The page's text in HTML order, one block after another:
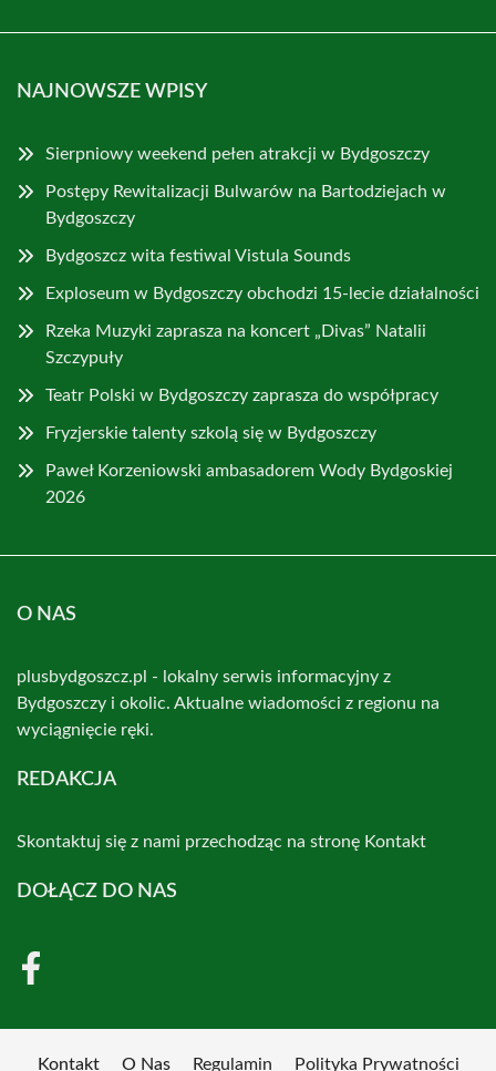
NAJNOWSZE WPISY
Sierpniowy weekend pełen atrakcji w Bydgoszczy
Postępy Rewitalizacji Bulwarów na Bartodziejach w
Bydgoszczy
Bydgoszcz wita festiwal Vistula Sounds
Exploseum w Bydgoszczy obchodzi 15-lecie działalności
Rzeka Muzyki zaprasza na koncert „Divas” Natalii
Szczypuły
Teatr Polski w Bydgoszczy zaprasza do współpracy
Fryzjerskie talenty szkolą się w Bydgoszczy
Paweł Korzeniowski ambasadorem Wody Bydgoskiej
2026
O NAS
plusbydgoszcz.pl - lokalny serwis informacyjny z
Bydgoszczy i okolic. Aktualne wiadomości z regionu na
wyciągnięcie ręki.
REDAKCJA
Skontaktuj się z nami przechodząc na stronę Kontakt
DOŁĄCZ DO NAS
Kontakt O Nas Regulamin Polityka Prywatności